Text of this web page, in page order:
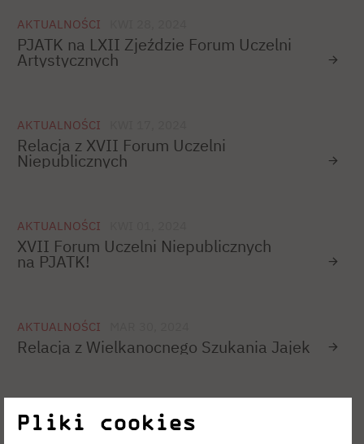
AKTUALNOŚCI
PJATK na LXII Zjeździe Forum Uczelni
Artystycznych
AKTUALNOŚCI
Relacja z XVII Forum Uczelni
Niepublicznych
AKTUALNOŚCI
XVII Forum Uczelni Niepublicznych
na PJATK!
AKTUALNOŚCI
Relacja z Wielkanocnego Szukania Jajek
AKTUALNOŚCI MAR 29, 2024
Szczyt Przewodniczących Samorządów
Pliki cookies